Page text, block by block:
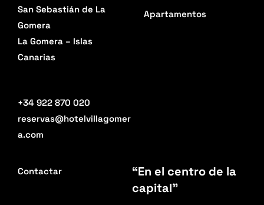
San Sebastián de La
Gomera
La Gomera – Islas
Canarias
+34 922 870 020
reservas@hotelvillagomer
a.com
Apartamentos
Contactar
“En el centro de la
capital”